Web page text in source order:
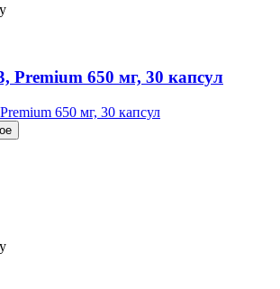
Premium 650 мг, 30 капсул